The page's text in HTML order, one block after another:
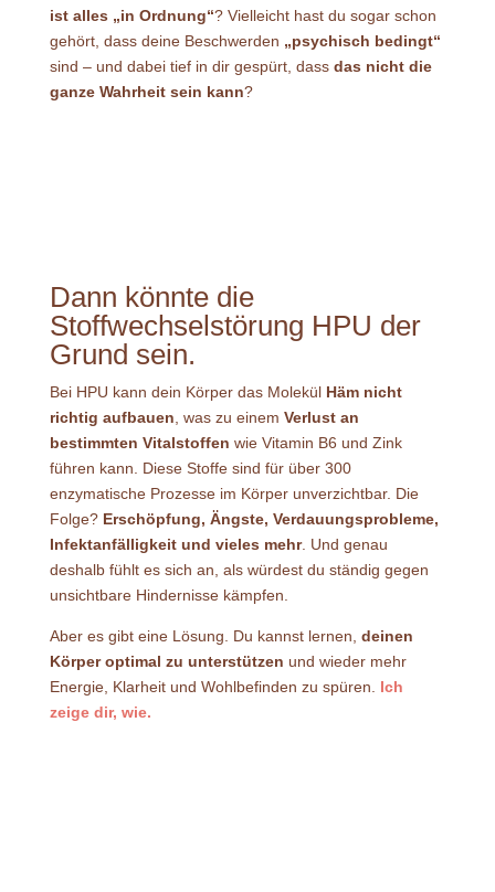
ist alles „in Ordnung“? Vielleicht hast du sogar schon
gehört, dass deine Beschwerden „psychisch bedingt“
sind – und dabei tief in dir gespürt, dass das nicht die
ganze Wahrheit sein kann?
Dann könnte die
Stoffwechselstörung HPU der
Grund sein.
Bei HPU kann dein Körper das Molekül Häm nicht
richtig aufbauen , was zu einem Verlust an
bestimmten Vitalstoffen wie Vitamin B6 und Zink
führen kann. Diese Stoffe sind für über 300
enzymatische Prozesse im Körper unverzichtbar. Die
Folge? Erschöpfung, Ängste, Verdauungsprobleme,
Infektanfälligkeit und vieles mehr. Und genau
deshalb fühlt es sich an, als würdest du ständig gegen
unsichtbare Hindernisse kämpfen.
Aber es gibt eine Lösung. Du kannst lernen, deinen
Körper optimal zu unterstützen und wieder mehr
Energie, Klarheit und Wohlbefinden zu spüren. Ich
zeige dir, wie.